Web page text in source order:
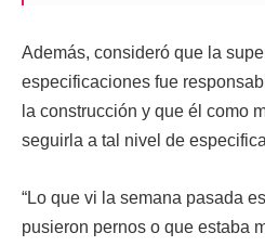
Además, consideró que la
especificaciones fue
la construcción y que él como
seguirla a tal nivel de
“Lo que vi la semana pasada
pusieron pernos o que estaba